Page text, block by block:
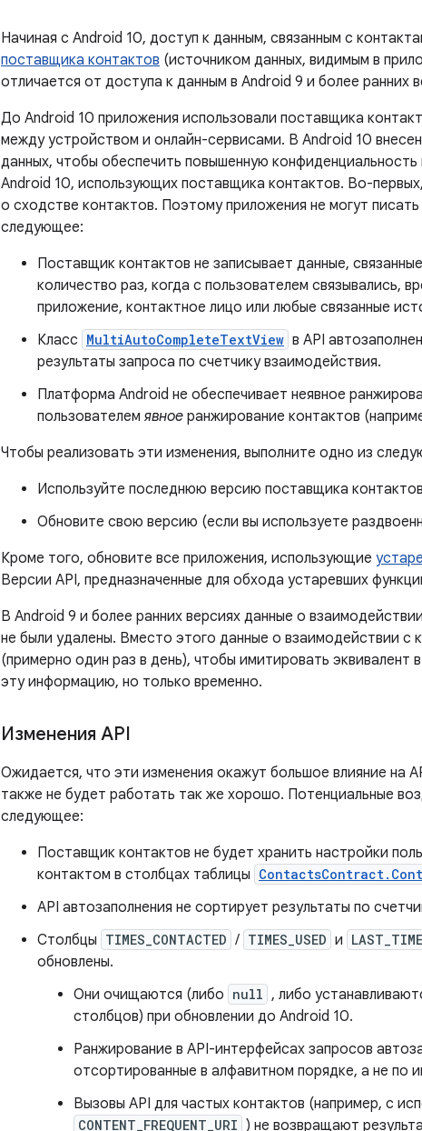
Начиная с Android 10, доступ к данным, связанным с
поставщика контактов (источником данных, видимым в
отличается от доступа к данным в Android 9 и более ранних
До Android 10 приложения использовали поставщика
между устройством и онлайн-сервисами. В Android 10
данных, чтобы обеспечить повышенную конфиденциальность
Android 10, использующих поставщика контактов. Во-
о сходстве контактов. Поэтому приложения не могут
следующее:
Поставщик контактов не записывает данные,
количество раз, когда с пользователем связывались,
приложение, контактное лицо или любые связанные
Класс MultiAutoCompleteTextView в API
результаты запроса по счетчику взаимодействия.
Платформа Android не обеспечивает неявное
пользователемявное ранжирование контактов
Чтобы реализовать эти изменения, выполните одно из
Используйте последнюю версию поставщика
Обновите свою версию (если вы используете
Кроме того, обновите все приложения, использующие
Версии API, предназначенные для обхода устаревших
В Android 9 и более ранних версиях данные о
не были удалены. Вместо этого данные о взаимодействии
(примерно один раз в день), чтобы имитировать эквивалент
эту информацию, но только временно.
Изменения API
Ожидается, что эти изменения окажут большое влияние на
также не будет работать так же хорошо. Потенциальные
следующее:
Поставщик контактов не будет хранить настройки
контактом в столбцах таблицы
API автозаполнения не сортирует результаты по
Столбцы TIMES_CONTACTED / TIMES_USED и
обновлены.
Они очищаются (либо null , либо
столбцов) при обновлении до Android 10.
Ранжирование в API-интерфейсах запросов
отсортированные в алфавитном порядке, а не по
Вызовы API для частых контактов (например, с
CONTENT_FREQUENT_URI ) не возвращают